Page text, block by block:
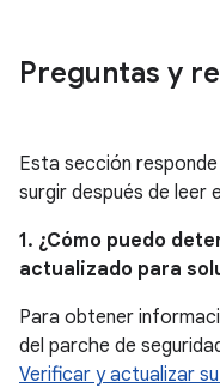
Preguntas y
Esta sección
surgir después de leer
1. ¿Cómo puedo
actualizado para
Para obtener
del parche de
Verificar y actualizar